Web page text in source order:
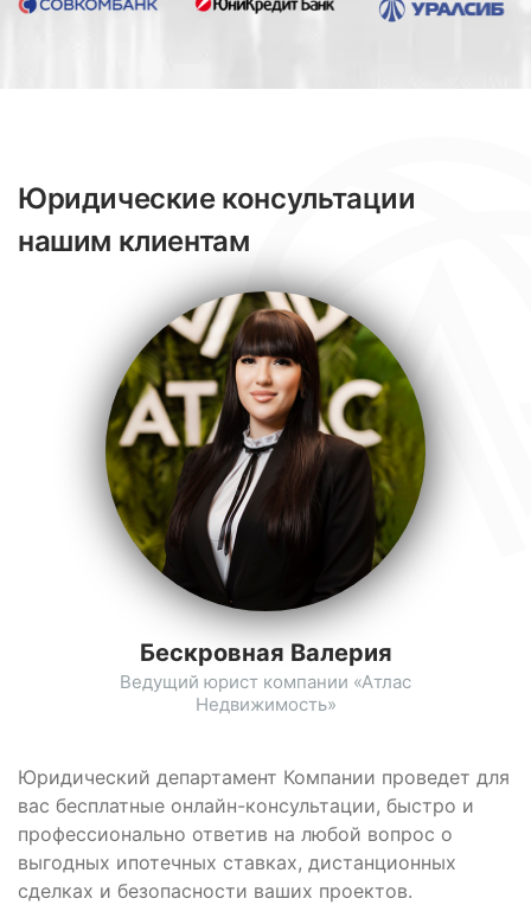
Юридические консультации
нашим клиентам
Юридический департамент Компании проведет для
вас бесплатные онлайн-консультации, быстро и
профессионально ответив на любой вопрос о
выгодных ипотечных ставках, дистанционных
сделках и безопасности ваших проектов.
Бескровная Валерия
Ведущий юрист компании «Атлас
Недвижимость»